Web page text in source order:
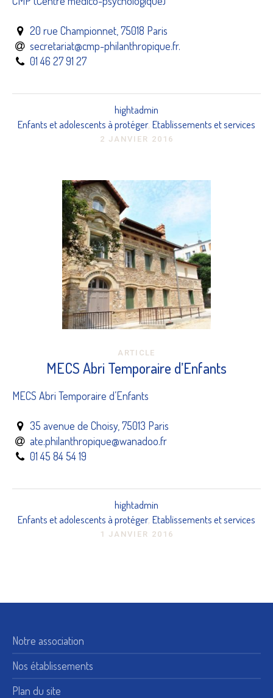
20 rue Championnet, 75018 Paris
secretariat@cmp-philanthropique.fr.
01 46 27 91 27
hightadmin
Enfants et adolescents à protéger, Etablissements et services
2 JANVIER 2016
ARTICLE
MECS Abri Temporaire d’Enfants
MECS Abri Temporaire d’Enfants
35 avenue de Choisy, 75013 Paris
ate.philanthropique@wanadoo.fr
01 45 84 54 19
hightadmin
Enfants et adolescents à protéger, Etablissements et services
1 JANVIER 2016
Notre association
Nos établissements
Plan du site